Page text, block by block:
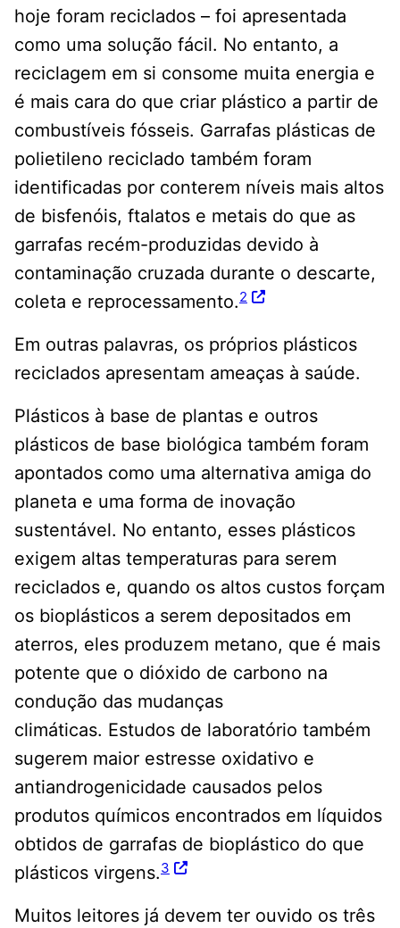
hoje foram reciclados – foi apresentada
como uma solução fácil. No entanto, a
reciclagem em si consome muita energia e
é mais cara do que criar plástico a partir de
combustíveis fósseis. Garrafas plásticas de
polietileno reciclado também foram
identificadas por conterem níveis mais altos
de bisfenóis, ftalatos e metais do que as
garrafas recém-produzidas devido à
contaminação cruzada durante o descarte,
coleta e reprocessamento.2
Em outras palavras, os próprios plásticos
reciclados apresentam ameaças à saúde.
Plásticos à base de plantas e outros
plásticos de base biológica também foram
apontados como uma alternativa amiga do
planeta e uma forma de inovação
sustentável. No entanto, esses plásticos
exigem altas temperaturas para serem
reciclados e, quando os altos custos forçam
os bioplásticos a serem depositados em
aterros, eles produzem metano, que é mais
potente que o dióxido de carbono na
condução das mudanças
climáticas. Estudos de laboratório também
sugerem maior estresse oxidativo e
antiandrogenicidade causados ​​pelos
produtos químicos encontrados em líquidos
obtidos de garrafas de bioplástico do que
plásticos virgens.3
Muitos leitores já devem ter ouvido os três